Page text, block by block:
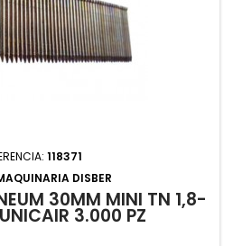
118371
DISBER
30MM MINI TN 1,8-
3.000 PZ